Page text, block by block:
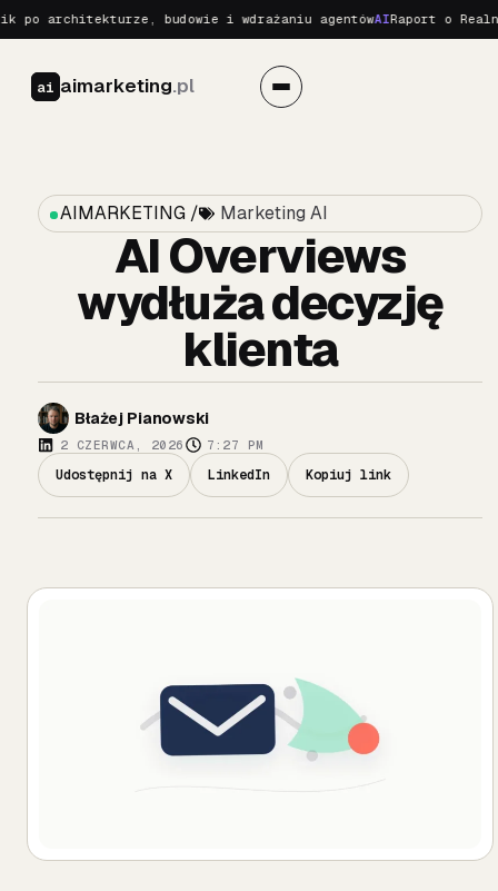
budowie i wdrażaniu agentówAIRaport o Realnych
ai aimarketing.pl
AIMARKETING / Marketing AI
AI Overviews
wydłuża decyzję
klienta
Błażej Pianowski
2 CZERWCA, 2026 7:27 PM
Udostępnij na X LinkedIn Kopiuj link